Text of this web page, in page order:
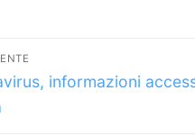
informazioni